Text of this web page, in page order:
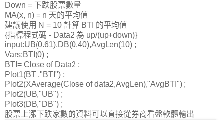
Down = 下跌股票數量
MA(x, n) = n 天的平均值
建議使用 N = 10 計算 BTI 的平均值
{指標程式碼 - Data2 為 up/(up+down)}
input:UB(0.61),DB(0.40),AvgLen(10) ;
Vars:BTI(0) ;
BTI= Close of Data2 ;
Plot1(BTI,"BTI") ;
Plot2(XAverage(Close of data2,AvgLen),"AvgBTI") ;
Plot2(UB,"UB") ;
Plot3(DB,"DB") ;
股票上漲下跌家數的資料可以直接從券商看盤軟體輸出